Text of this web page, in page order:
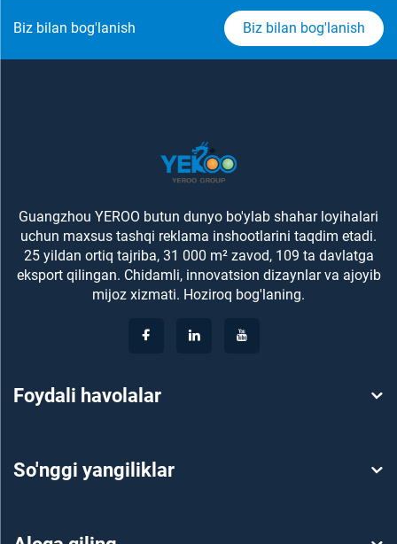
Biz bilan bog'lanish Biz bilan bog'lanish
Guangzhou YEROO butun dunyo bo'ylab shahar loyihalari
uchun maxsus tashqi reklama inshootlarini taqdim etadi.
25 yildan ortiq tajriba, 31 000 m² zavod, 109 ta davlatga
eksport qilingan. Chidamli, innovatsion dizaynlar va ajoyib
mijoz xizmati. Hoziroq bog'laning.
Foydali havolalar
So'nggi yangiliklar